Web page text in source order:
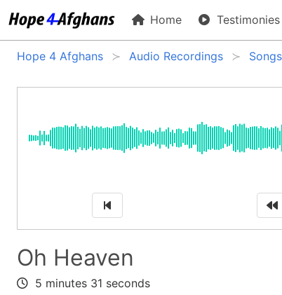
Home Testimonies
Hope 4 Afghans Audio Recordings
Oh Heaven
5 minutes 31 seconds